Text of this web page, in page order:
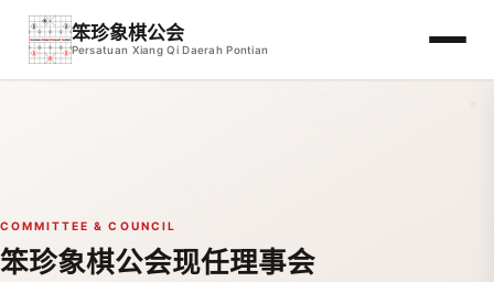
笨珍象棋公会
Persatuan Xiang Qi Daerah Pontian
COMMITTEE & COUNCIL
笨珍象棋公会现任理事会